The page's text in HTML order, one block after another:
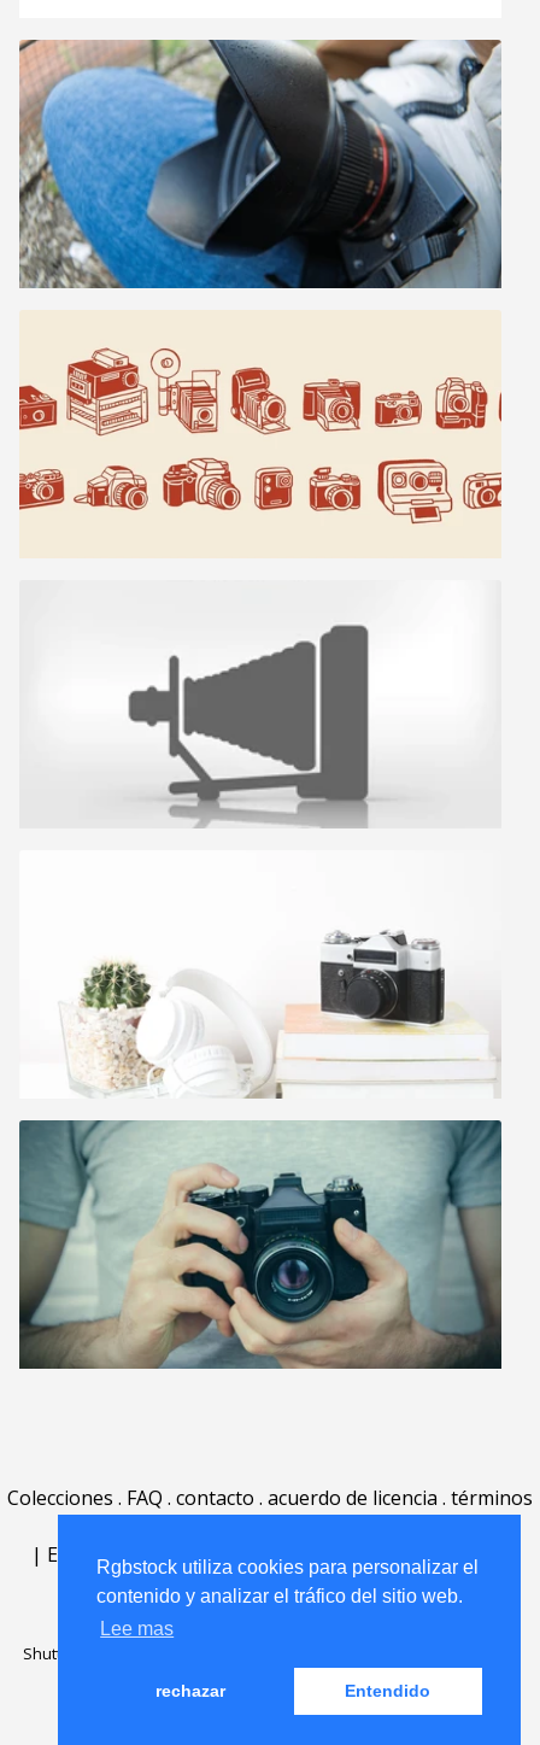
Rgbstock utiliza cookies para personalizar el
contenido y analizar el tráfico del sitio web.
Lee mas
rechazar Entendido
Colecciones . FAQ . contacto . acuerdo de licencia . términos
| English | Deutsch| Español Português
Nederlands|
Shutterstock official partner of Rgbstock
Rgbstock